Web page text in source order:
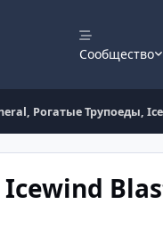
Сообщество
Рогатые Трупоеды,